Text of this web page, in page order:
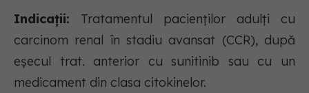
Indicații: Tratamentul pacienţilor adulţi cu
carcinom renal în stadiu avansat (CCR), după
eşecul trat. anterior cu sunitinib sau cu un
medicament din clasa citokinelor.